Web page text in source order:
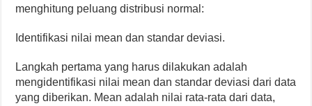
menghitung peluang distribusi normal:
Identifikasi nilai mean dan standar deviasi.
Langkah pertama yang harus dilakukan adalah
mengidentifikasi nilai mean dan standar deviasi dari data
yang diberikan. Mean adalah nilai rata-rata dari data,